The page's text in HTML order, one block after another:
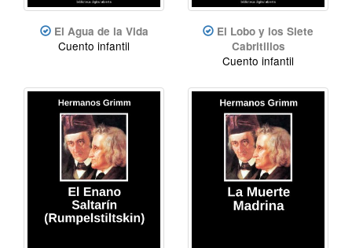
El Agua de la Vida
Cuento infantil
El Lobo y los Siete
Cabritillos
Cuento infantil